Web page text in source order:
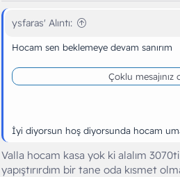
ysfaras' Alıntı:
Hocam sen beklemeye devam sanırım
Çoklu
İyi diyorsun hoş diyorsunda hocam
Valla hocam kasa yok ki alalım
yapıştırırdım bir tane oda kısmet